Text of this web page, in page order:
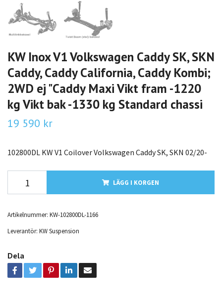
KW Inox V1 Volkswagen Caddy SK, SKN
Caddy, Caddy California, Caddy Kombi;
2WD ej "Caddy Maxi Vikt fram -1220
kg Vikt bak -1330 kg Standard chassi
19 590 kr
102800DL KW V1 Coilover Volkswagen Caddy SK, SKN 02/20-
LÄGG I KORGEN
Artikelnummer: KW-102800DL-1166
Leverantör: KW Suspension
Dela